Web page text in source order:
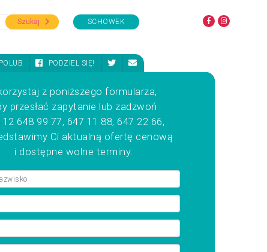
Szukaj SCHOWEK
POLUB PODZIEL SIĘ!
z poniższego formularza,
przesłać zapytanie lub zadzwoń
12 648 99 77, 647 11 88, 647 22 66,
Ci aktualną ofertę cenową
i dostępne wolne terminy.